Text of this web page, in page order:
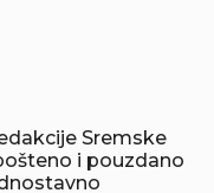
Sremske
i pouzdano